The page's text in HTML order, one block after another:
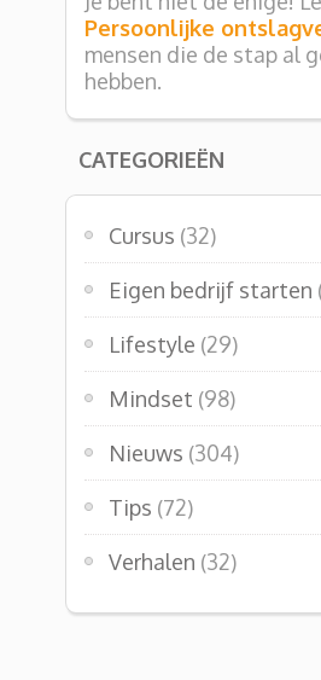
Persoonlijke
mensen die de stap al
hebben.
CATEGORIEËN
Cursus (32)
Eigen bedrijf starten
Lifestyle (29)
Mindset (98)
Nieuws (304)
Tips (72)
Verhalen (32)